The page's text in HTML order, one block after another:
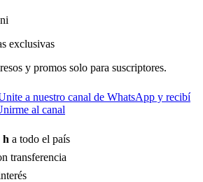
exclusivas
y promos solo para suscriptores.
a nuestro canal de WhatsApp y recibí
al canal
h a todo el país
transferencia